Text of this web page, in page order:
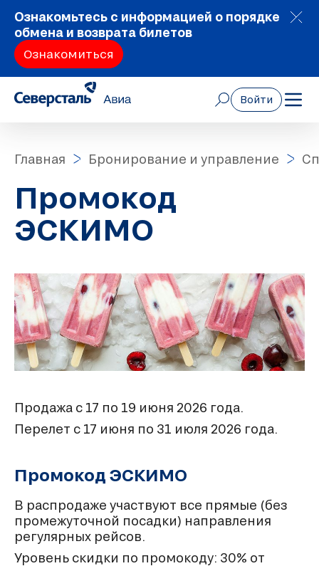
Ознакомьтесь с информацией о порядке
обмена и возврата билетов
Ознакомиться
Войти
Главная Бронирование и управление
Промокод
ЭСКИМО
Продажа с 17 по 19 июня 2026 года.
Перелет с 17 июня по 31 июля 2026 года.
Промокод ЭСКИМО
В распродаже участвуют все прямые (без
промежуточной посадки) направления
регулярных рейсов.
Уровень скидки по промокоду: 30% от